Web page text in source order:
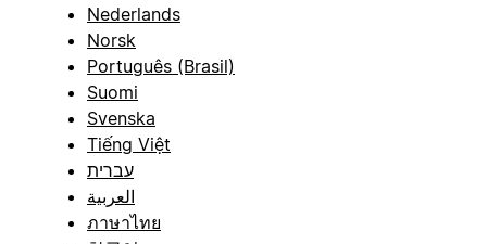
Nederlands
Norsk
Português (Brasil)
Suomi
Svenska
Tiếng Việt
עברית
العربية
ภาษาไทย